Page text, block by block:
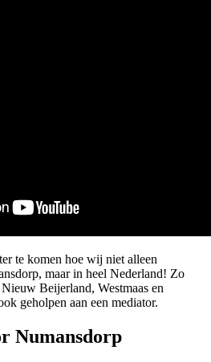
te komen hoe wij niet alleen
maar in heel Nederland! Zo
Beijerland, Westmaas en
geholpen aan een mediator.
Numansdorp